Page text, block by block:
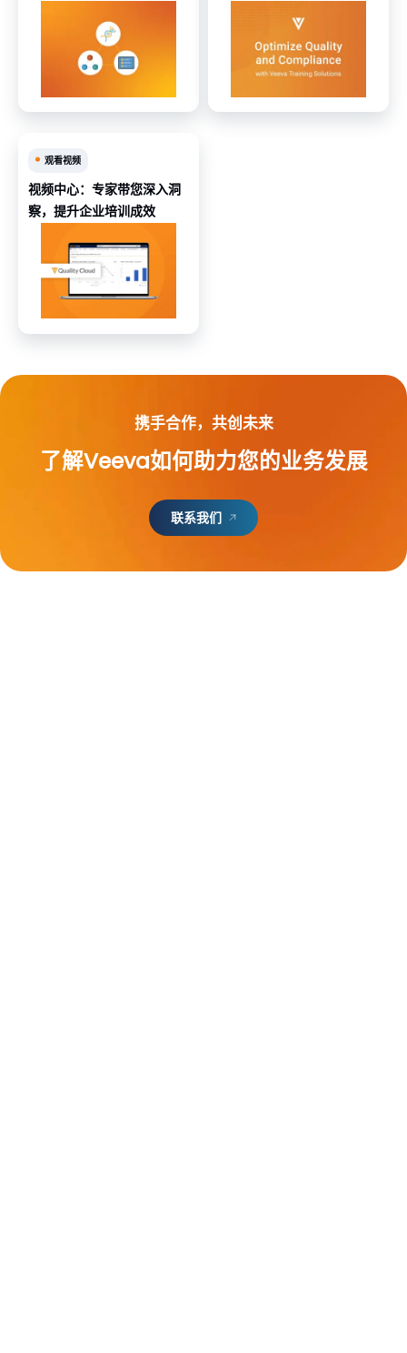
观看视频
视频中心：专家带您深入洞
察，提升企业培训成效
携手合作，共创未来
了解Veeva如何助力您的业务发展
联系我们